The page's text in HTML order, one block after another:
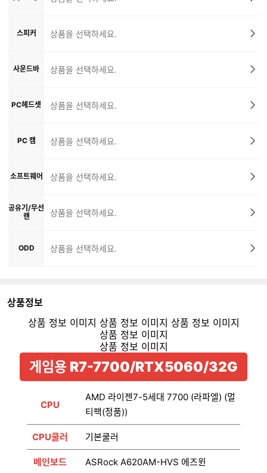
스피커 상품을 선택하세요.
사운드바 상품을 선택하세요.
PC헤드셋 상품을 선택하세요.
PC 캠 상품을 선택하세요.
소프트웨어 상품을 선택하세요.
공유기/무선
랜
상품을 선택하세요.
ODD 상품을 선택하세요.
상품정보
게임용 R7-7700/RTX5060/32G
CPU
AMD 라이젠7-5세대 7700 (라파엘) (멀
티팩(정품))
CPU쿨러 기본쿨러
메인보드 ASRock A620AM-HVS 에즈윈